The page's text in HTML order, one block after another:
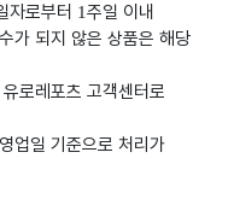
자로부터 1주일 이내
가 되지 않은 상품은 해당
로레포츠 고객센터로
업일 기준으로 처리가